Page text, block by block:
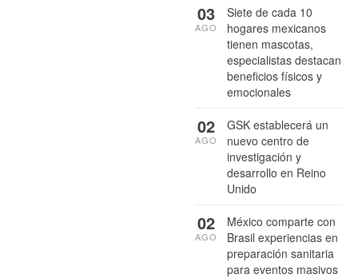
Siete de cada 10
hogares mexicanos
tienen mascotas,
especialistas destacan
beneficios físicos y
emocionales
03
AGO
GSK establecerá un
nuevo centro de
investigación y
desarrollo en Reino
Unido
02
AGO
México comparte con
Brasil experiencias en
preparación sanitaria
para eventos masivos
02
AGO